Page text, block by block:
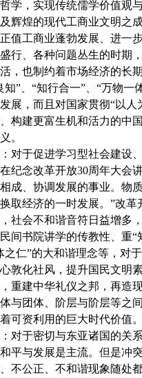
学，实现传统儒学价值观
辉煌的现代工商业文明之
值工商业蓬勃发展、进一
行、各种问题丛生的时期
，也制约着市场经济的长
知”、“知行合一”、“万物
展，而且对国家贯彻“以
构建更富生机和活力的中
。
：对于促进学习型社会建
纪念改革开放30周年大会
成、协调发展的事业。物
取经济的一时发展。”改
社会不和谐音符日益增多
间书院讲学的传教性、重
之仁”的大和谐理念等，对
敦化社风，提升国民文明
重建中华礼仪之邦，再造
与团体、阶层与阶层等之
可资利用的巨大时代价值
：对于密切与东亚诸国的
平与发展是主流。但是冲
不公正、不和谐现象随处